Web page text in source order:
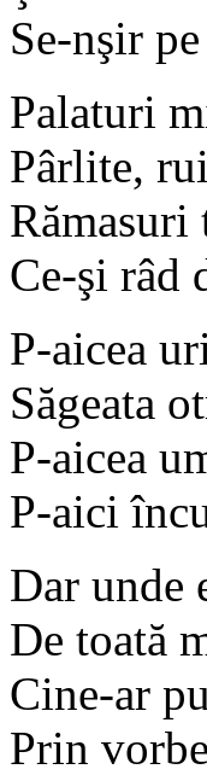
Se-nşir
Palaturi
Pârlite,
Rămasuri
Ce-şi râd
P-aicea
Săgeata
P-aicea
P-aici
Dar unde
De toată
Cine-ar
Prin